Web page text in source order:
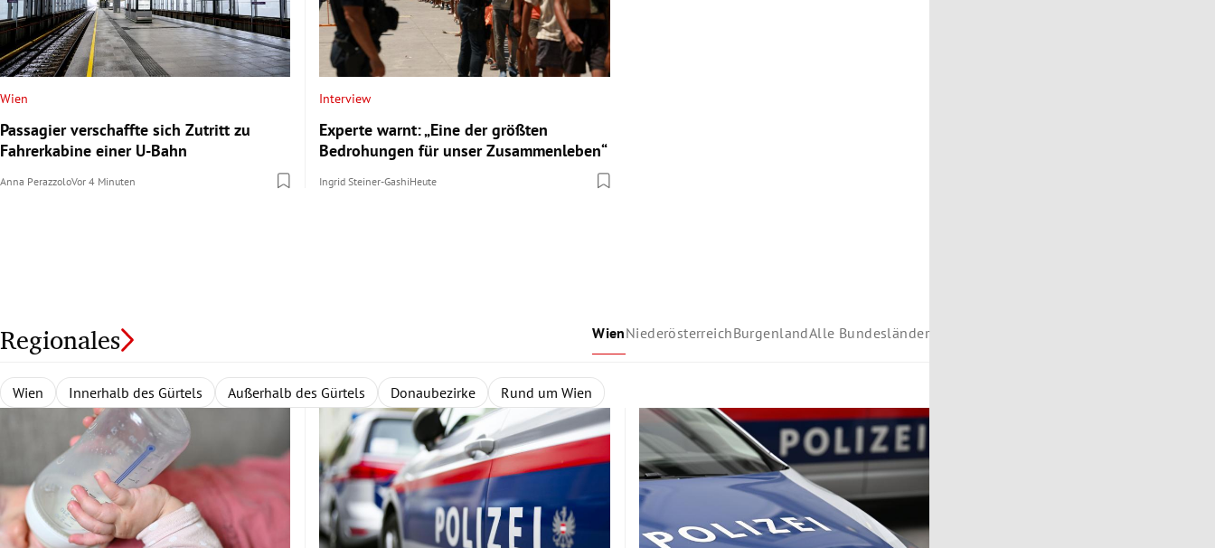
Wien
Passagier verschaffte sich Zutritt zu
Fahrerkabine einer U-Bahn
Anna PerazzoloVor 4 Minuten
Interview
Experte warnt: „Eine der größten
Bedrohungen für unser Zusammenleben“
Ingrid Steiner-GashiHeute
Regionales WienNiederösterreichBurgenlandAlle Bundesländer
Wien Innerhalb des Gürtels Außerhalb des Gürtels Donaubezirke Rund um Wien
Niederösterreich Rund um Wien Zentralregion Waldviertel Weinviertel Thermenregion
Burgenland Nordburgenland Eisenstadt Südburgenland
Alle Bundesländer Wien Niederösterreich Burgenland Oberösterreich Steiermark